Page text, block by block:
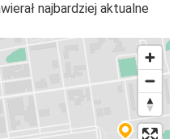
najbardziej aktualne